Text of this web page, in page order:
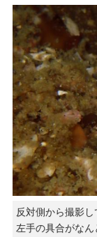
反対側から撮影し
左手の具合がなん